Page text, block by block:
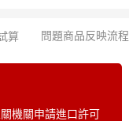
算 問題商品反映流程
機關申請進口許可